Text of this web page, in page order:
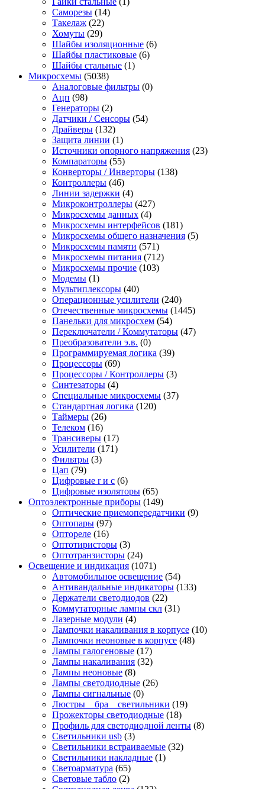
Саморезы (14)
Такелаж (22)
Хомуты (29)
Шайбы изоляционные (6)
Шайбы пластиковые (6)
Шайбы стальные (1)
Микросхемы (5038)
Аналоговые фильтры (0)
Ацп (98)
Генераторы (2)
Датчики / Сенсоры (54)
Драйверы (132)
Защита линии (1)
Источники опорного напряжения (23)
Компараторы (55)
Конверторы / Инверторы (138)
Контроллеры (46)
Линии задержки (4)
Микроконтроллеры (427)
Микросхемы данных (4)
Микросхемы интерфейсов (181)
Микросхемы общего назначения (5)
Микросхемы памяти (571)
Микросхемы питания (712)
Микросхемы прочие (103)
Модемы (1)
Мультиплексоры (40)
Операционные усилители (240)
Отечественные микросхемы (1445)
Панельки для микросхем (54)
Переключатели / Коммутаторы (47)
Преобразователи э.в. (0)
Программируемая логика (39)
Процессоры (69)
Процессоры / Контроллеры (3)
Синтезаторы (4)
Специальные микросхемы (37)
Стандартная логика (120)
Таймеры (26)
Телеком (16)
Трансиверы (17)
Усилители (171)
Фильтры (3)
Цап (79)
Цифровые r и c (6)
Цифровые изоляторы (65)
Оптоэлектронные приборы (149)
Оптические приемопередатчики (9)
Оптопары (97)
Оптореле (16)
Оптотиристоры (3)
Оптотранзисторы (24)
Освещение и индикация (1071)
Автомобильное освещение (54)
Антивандальные индикаторы (133)
Держатели светодиодов (22)
Коммутаторные лампы скл (31)
Лазерные модули (4)
Лампочки накаливания в корпусе (10)
Лампочки неоновые в корпусе (48)
Лампы галогеновые (17)
Лампы накаливания (32)
Лампы неоновые (8)
Лампы светодиодные (26)
Лампы сигнальные (0)
Люстры _ бра _ светильники (19)
Прожекторы светодиодные (18)
Профиль для светодиодной ленты (8)
Светильники usb (3)
Светильники встраиваемые (32)
Светильники накладные (1)
Светоарматура (65)
Световые табло (2)